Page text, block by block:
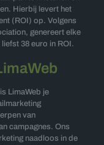
Hierbij levert het
(ROI) op. Volgens
genereert elke
38 euro in ROI.
LimaWeb je
van
campagnes. Ons
naadloos in de